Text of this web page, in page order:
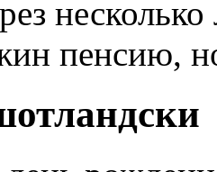
пенсию,